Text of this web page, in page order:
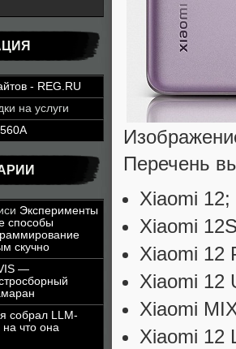
- REG.RU
на услуги
Эксперименты
способы
скучно
—
я собрал LLM-
на что она
Перечень
Xiaomi 12;
Xiaomi
Xiaomi 12
Xiaomi 12
Xiaomi
Xiaomi 12